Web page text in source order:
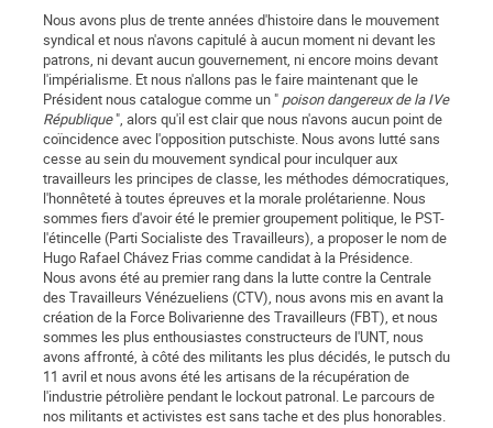
Nous avons plus de trente années d'histoire dans le mouvement
syndical et nous n'avons capitulé à aucun moment ni devant les
patrons, ni devant aucun gouvernement, ni encore moins devant
l'impérialisme. Et nous n'allons pas le faire maintenant que le
Président nous catalogue comme un " poison dangereux de la IVe
République", alors qu'il est clair que nous n'avons aucun point de
coïncidence avec l'opposition putschiste. Nous avons lutté sans
cesse au sein du mouvement syndical pour inculquer aux
travailleurs les principes de classe, les méthodes démocratiques,
l'honnêteté à toutes épreuves et la morale prolétarienne. Nous
sommes fiers d'avoir été le premier groupement politique, le PST-
l'étincelle (Parti Socialiste des Travailleurs), a proposer le nom de
Hugo Rafael Chávez Frias comme candidat à la Présidence.
Nous avons été au premier rang dans la lutte contre la Centrale
des Travailleurs Vénézueliens (CTV), nous avons mis en avant la
création de la Force Bolivarienne des Travailleurs (FBT), et nous
sommes les plus enthousiastes constructeurs de l'UNT, nous
avons affronté, à côté des militants les plus décidés, le putsch du
11 avril et nous avons été les artisans de la récupération de
l'industrie pétrolière pendant le lockout patronal. Le parcours de
nos militants et activistes est sans tache et des plus honorables.